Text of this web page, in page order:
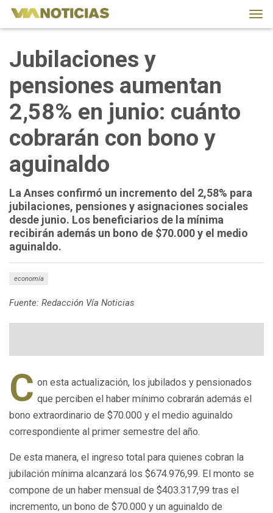
Jubilaciones y
pensiones aumentan
2,58% en junio: cuánto
cobrarán con bono y
aguinaldo
La Anses confirmó un incremento del 2,58% para
jubilaciones, pensiones y asignaciones sociales
desde junio. Los beneficiarios de la mínima
recibirán además un bono de $70.000 y el medio
aguinaldo.
economía
Fuente: Redacción Vía Noticias
C on esta actualización, los jubilados y pensionados
que perciben el haber mínimo cobrarán además el
bono extraordinario de $70.000 y el medio aguinaldo
correspondiente al primer semestre del año.
De esta manera, el ingreso total para quienes cobran la
jubilación mínima alcanzará los $674.976,99. El monto se
compone de un haber mensual de $403.317,99 tras el
incremento, un bono de $70.000 y un aguinaldo de